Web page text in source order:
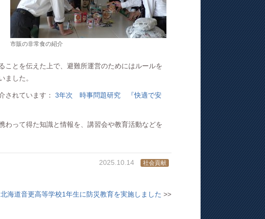
市販の非常食の紹介
とを伝えた上で、避難所運営のためにはルールを
ました。
されています： 3年次 時事問題研究 『快適で安
って得た知識と情報を、講習会や教育活動などを
2025.10.14 社会貢献
北海道音更高等学校1年生に防災教育を実施しました >>